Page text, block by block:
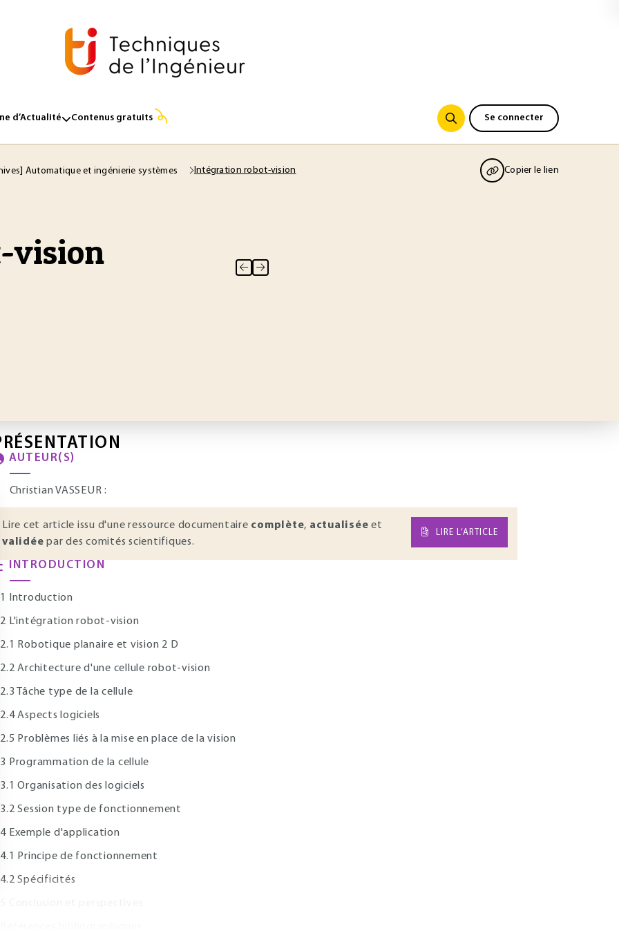
d’Actualité Contenus gratuits Se connecter
Automatique et ingénierie systèmes Intégration robot-vision Copier le lien
vision
AUTEUR(S)
Christian VASSEUR :
Lire cet article issu d'une ressource documentaire complète, actualisée et
validée par des comités scientifiques.
LIRE L’ARTICLE
INTRODUCTION
Introduction
L'intégration robot-vision
Robotique planaire et vision 2 D
Architecture d'une cellule robot-vision
Tâche type de la cellule
Aspects logiciels
Problèmes liés à la mise en place de la vision
Programmation de la cellule
Organisation des logiciels
Session type de fonctionnement
Exemple d'application
Principe de fonctionnement
Spécificités